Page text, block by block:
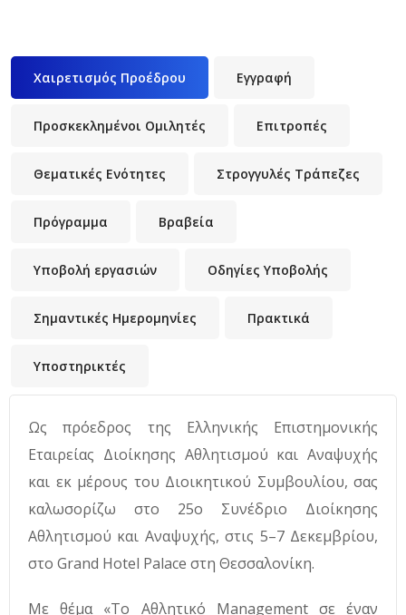
Χαιρετισμός Προέδρου (ενεργή καρτέλα)
Εγγραφή
Προσκεκλημένοι Ομιλητές Επιτροπές
Θεματικές Ενότητες Στρογγυλές Τράπεζες
Πρόγραμμα Βραβεία
Υποβολή εργασιών Οδηγίες Υποβολής
Σημαντικές Ημερομηνίες Πρακτικά
Υποστηρικτές
Ως πρόεδρος της Ελληνικής Επιστημονικής
Εταιρείας Διοίκησης Αθλητισμού και Αναψυχής
και εκ μέρους του Διοικητικού Συμβουλίου, σας
καλωσορίζω στο 25ο Συνέδριο Διοίκησης
Αθλητισμού και Αναψυχής, στις 5–7 Δεκεμβρίου,
στο Grand Hotel Palace στη Θεσσαλονίκη.
Με θέμα «Το Αθλητικό Management σε έναν